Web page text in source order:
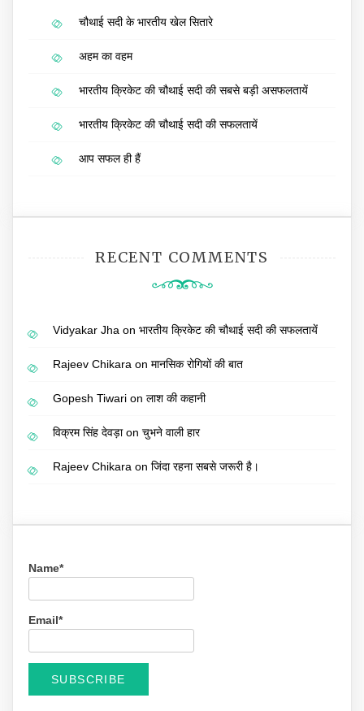
चौथाई सदी के भारतीय खेल सितारे
अहम का वहम
भारतीय क्रिकेट की चौथाई सदी की सबसे बड़ी असफलतायें
भारतीय क्रिकेट की चौथाई सदी की सफलतायें
आप सफल ही हैं
RECENT COMMENTS
Vidyakar Jha on भारतीय क्रिकेट की चौथाई सदी की सफलतायें
Rajeev Chikara on मानसिक रोगियों की बात
Gopesh Tiwari on लाश की कहानी
विक्रम सिंह देवड़ाon चुभने वाली हार
Rajeev Chikara on जिंदा रहना सबसे जरूरी है।
Name*
Email*